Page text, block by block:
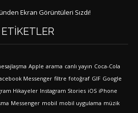
Ekran Görüntüleri Sızdı!
ETIKETLER
Apple arama canlı yayın Coca-Cola
Messenger filtre fotoğraf GIF Google
Hikayeler Instagram Stories iOS iPhone
Messenger mobil mobil uygulama müzik